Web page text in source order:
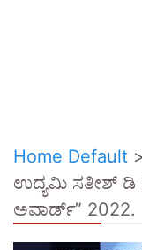
Home Default >
ಉದ್ಯಮಿ ಸತೀಶ್ ಡಿ
ಅವಾರ್ಡ್” 2022.